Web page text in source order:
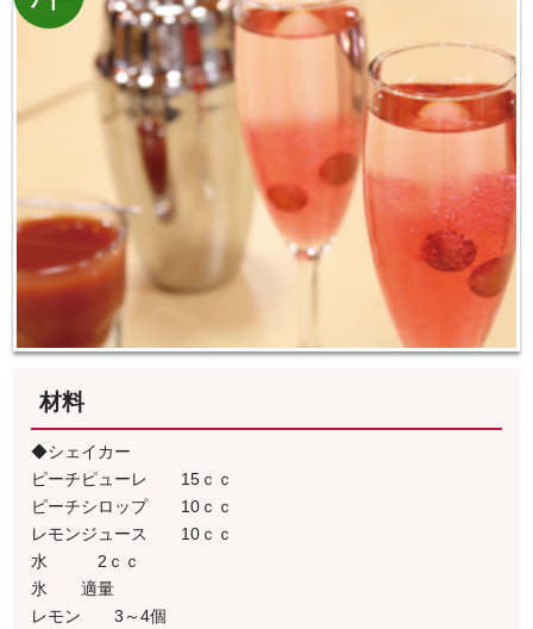
材料
◆シェイカー
ピーチピューレ 15ｃｃ
ピーチシロップ 10ｃｃ
レモンジュース 10ｃｃ
水 2ｃｃ
氷 適量
レモン 3～4個